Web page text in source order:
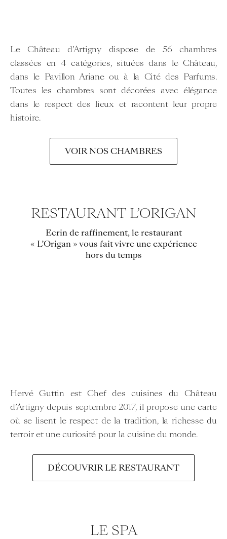
Le Château d’Artigny dispose de 56 chambres
classées en 4 catégories, situées dans le Château,
dans le Pavillon Ariane ou à la Cité des Parfums.
Toutes les chambres sont décorées avec élégance
dans le respect des lieux et racontent leur propre
histoire.
VOIR NOS CHAMBRES
RESTAURANT L’ORIGAN
Ecrin de raffinement, le restaurant
« L’Origan » vous fait vivre une expérience
hors du temps
Hervé Guttin est Chef des cuisines du Château
d’Artigny depuis septembre 2017, il propose une carte
où se lisent le respect de la tradition, la richesse du
terroir et une curiosité pour la cuisine du monde.
DÉCOUVRIR LE RESTAURANT
LE SPA